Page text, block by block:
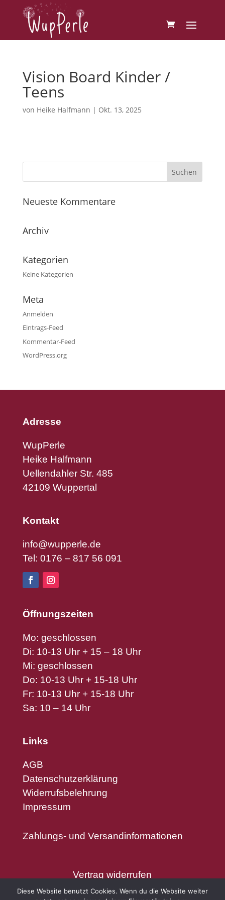
Vision Board Kinder /
Teens
von Heike Halfmann | Okt. 13, 2025
Neueste Kommentare
Archiv
Kategorien
Keine Kategorien
Meta
Anmelden
Eintrags-Feed
Kommentar-Feed
WordPress.org
Adresse
WupPerle
Heike Halfmann
Uellendahler Str. 485
42109 Wuppertal
Kontakt
info@wupperle.de
Tel: 0176 – 817 56 091
Öffnungszeiten
Mo: geschlossen
Di: 10-13 Uhr + 15 – 18 Uhr
Mi: geschlossen
Do: 10-13 Uhr + 15-18 Uhr
Fr: 10-13 Uhr + 15-18 Uhr
Sa: 10 – 14 Uhr
Links
AGB
Datenschutzerklärung
Widerrufsbelehrung
Impressum
Zahlungs- und Versandinformationen
Vertrag widerrufen
Diese Website benutzt Cookies. Wenn du die Website weiter